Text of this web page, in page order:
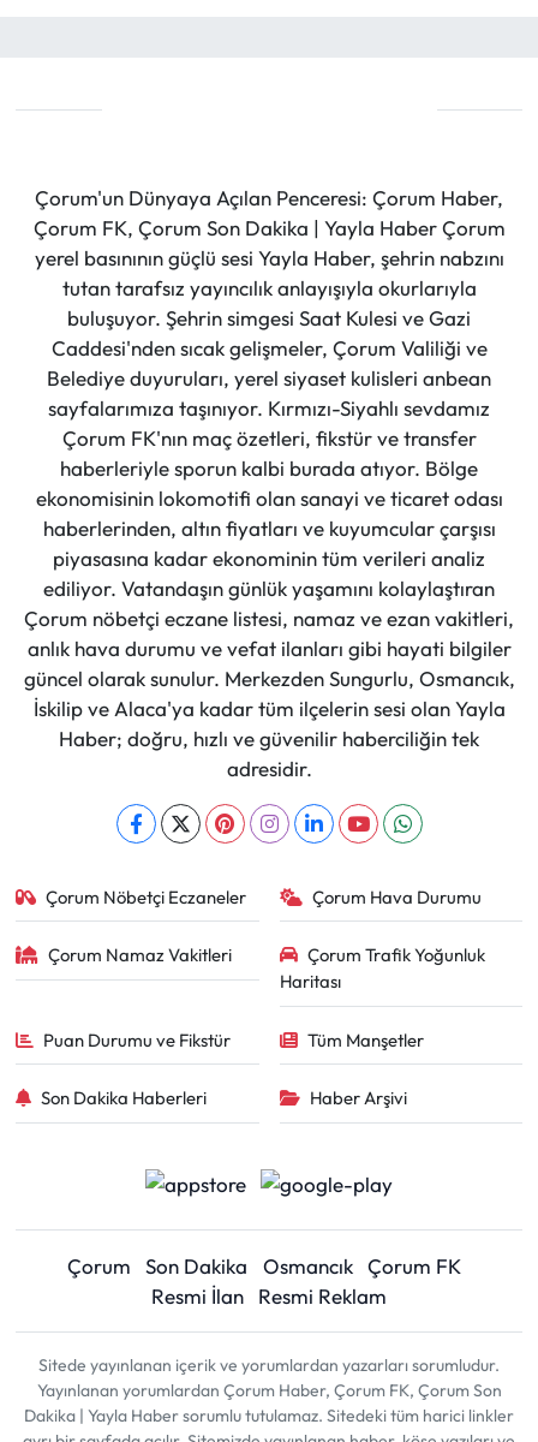
Çorum'un Dünyaya Açılan Penceresi: Çorum Haber,
Çorum FK, Çorum Son Dakika | Yayla Haber Çorum
yerel basınının güçlü sesi Yayla Haber, şehrin nabzını
tutan tarafsız yayıncılık anlayışıyla okurlarıyla
buluşuyor. Şehrin simgesi Saat Kulesi ve Gazi
Caddesi'nden sıcak gelişmeler, Çorum Valiliği ve
Belediye duyuruları, yerel siyaset kulisleri anbean
sayfalarımıza taşınıyor. Kırmızı-Siyahlı sevdamız
Çorum FK'nın maç özetleri, fikstür ve transfer
haberleriyle sporun kalbi burada atıyor. Bölge
ekonomisinin lokomotifi olan sanayi ve ticaret odası
haberlerinden, altın fiyatları ve kuyumcular çarşısı
piyasasına kadar ekonominin tüm verileri analiz
ediliyor. Vatandaşın günlük yaşamını kolaylaştıran
Çorum nöbetçi eczane listesi, namaz ve ezan vakitleri,
anlık hava durumu ve vefat ilanları gibi hayati bilgiler
güncel olarak sunulur. Merkezden Sungurlu, Osmancık,
İskilip ve Alaca'ya kadar tüm ilçelerin sesi olan Yayla
Haber; doğru, hızlı ve güvenilir haberciliğin tek
adresidir.
Çorum Nöbetçi Eczaneler Çorum Hava Durumu
Çorum Namaz Vakitleri
Çorum Trafik Yoğunluk
Haritası
Puan Durumu ve Fikstür Tüm Manşetler
Son Dakika Haberleri Haber Arşivi
Çorum Son Dakika Osmancık Çorum FK
Resmi İlan
Resmi Reklam
Sitede yayınlanan içerik ve yorumlardan yazarları sorumludur.
Yayınlanan yorumlardan Çorum Haber, Çorum FK, Çorum Son
Dakika | Yayla Haber sorumlu tutulamaz. Sitedeki tüm harici linkler